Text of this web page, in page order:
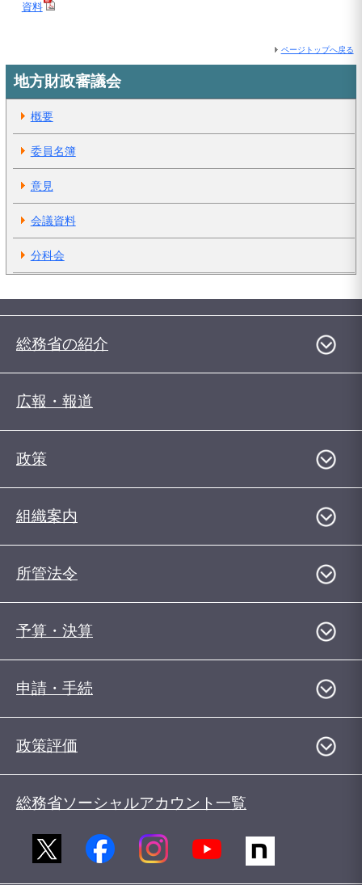
資料
ページトップへ戻る
地方財政審議会
概要
委員名簿
意見
会議資料
分科会
総務省の紹介
広報・報道
政策
組織案内
所管法令
予算・決算
申請・手続
政策評価
総務省ソーシャルアカウント一覧